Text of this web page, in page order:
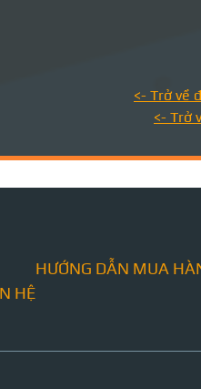
<- Trở về
<- Trở
HƯỚNG DẪN MUA
HỆ